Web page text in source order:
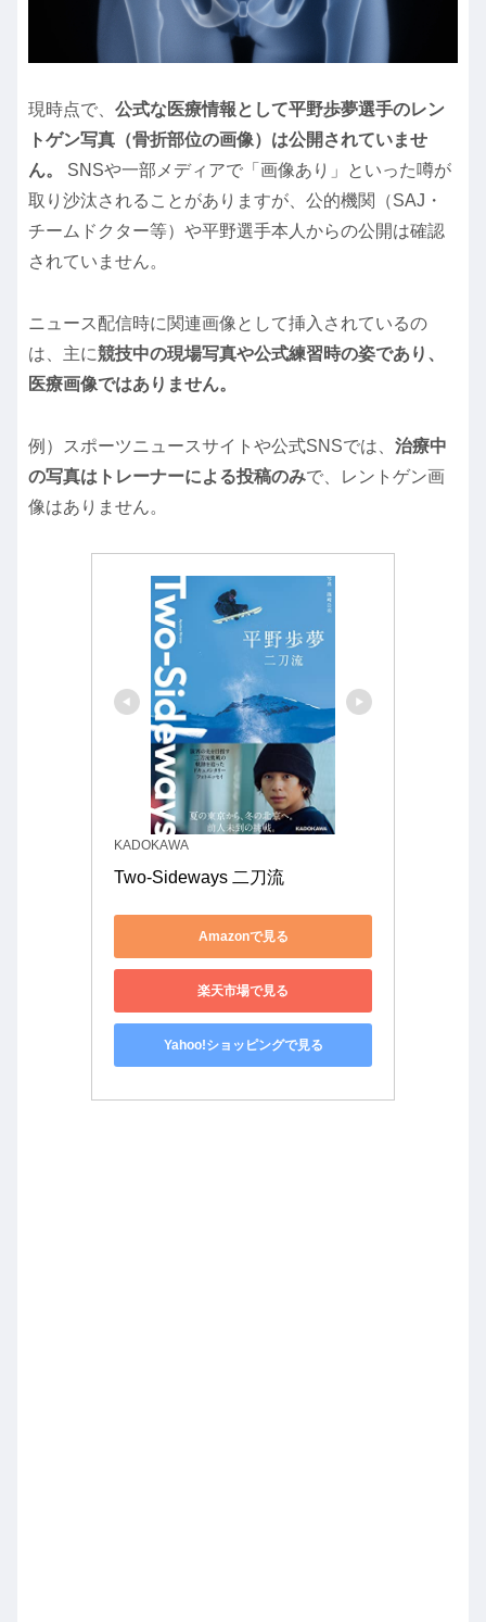
現時点で、 公式な医療情報として平野歩夢選手のレン
トゲン写真（骨折部位の画像）は公開されていませ
ん。
SNSや一部メディアで「画像あり」といった噂が
取り沙汰されることがありますが、公的機関（SAJ・
チームドクター等）や平野選手本人からの公開は確認
されていません。
ニュース配信時に関連画像として挿入されているの
は、主に競技中の現場写真や公式練習時の姿であり、
医療画像ではありません。
例）スポーツニュースサイトや公式SNSでは、 治療中
の写真はトレーナーによる投稿のみで、レントゲン画
像はありません。
KADOKAWA
Two-Sideways 二刀流
Amazonで見る
楽天市場で見る
Yahoo!ショッピングで見る